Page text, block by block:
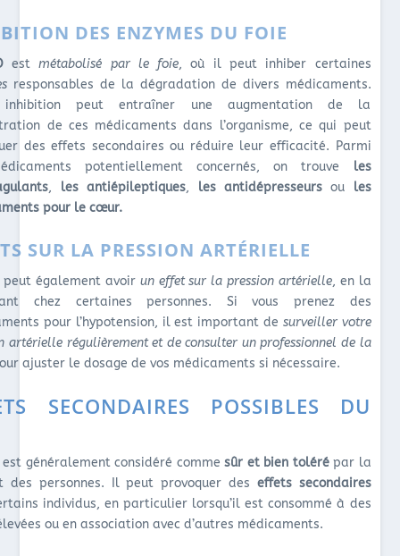
DES ENZYMES DU FOIE
estmétabolisé par le foie, où il peut inhiber certaines
responsables de la dégradation de divers médicaments.
inhibition peut entraîner une augmentation de la
de ces médicaments dans l’organisme, ce qui peut
des effets secondaires ou réduire leur efficacité. Parmi
potentiellement concernés, on trouve les
, les antiépileptiques, les antidépresseursou les
pour le cœur.
SUR LA PRESSION ARTÉRIELLE
peut également avoir un effet sur la pression artérielle, en la
chez certaines personnes. Si vous prenez des
pour l’hypotension, il est important de surveiller votre
artérielle régulièrement et de consulter un professionnel de la
ajuster le dosage de vos médicaments si nécessaire.
SECONDAIRES POSSIBLES DU
généralement considéré commesûr et bien tolérépar la
des personnes. Il peut provoquer des effets secondaires
individus, en particulier lorsqu’il est consommé à des
ou en association avec d’autres médicaments.